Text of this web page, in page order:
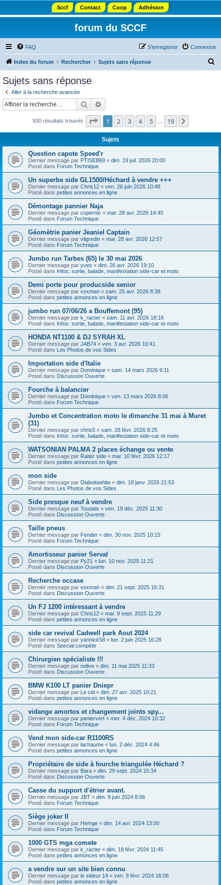
Sccf Contact Coop Adhésion
forum du SCCF
FAQ Connexion
S’enregistrer
Index du forum Rechercher Sujets sans réponse
c
Sujets sans réponse
Aller à la recherche avancée
Rechercher
930 résultats trouvés Page 1sur19
1 2 3 4 5 19
Sujets
Question capote Speed'r
Dernier message par PTISEB69 « dim. 19 juil. 2026 20:00
Posté dans Forum Technique
Un superbe side GL1500/Héchard à vendre +++
Dernier message par Chris12 « ven. 26 juin 2026 10:48
Posté dans petites annonces en ligne
Démontage pannier Naja
Dernier message par copernic « mar. 28 avr. 2026 14:45
Posté dans Forum Technique
Géomètrie panier Jeaniel Captain
Dernier message par vilgredin « mar. 28 avr. 2026 12:57
Posté dans Forum Technique
Jumbo run Tarbes (65) le 30 mai 2026
Dernier message par yves « dim. 26 avr. 2026 19:10
Posté dans Infos: sortie, balade, manifestation side-car et moto
Demi porte pour producside senior
Dernier message par voxman « sam. 25 avr. 2026 8:38
Posté dans petites annonces en ligne
jumbo run 07/06/26 a Bouffemont (95)
Dernier message par k_racter « sam. 11 avr. 2026 18:16
Posté dans Infos: sortie, balade, manifestation side-car et moto
HONDA NT1100 & DJ SYRAH XL
Dernier message par JAB74 « ven. 3 avr. 2026 10:41
Posté dans Les Photos de vos Sides
Importation side d'Italie
Dernier message par Dominique « sam. 14 mars 2026 9:11
Posté dans Discussion Ouverte
Fourche à balancier
Dernier message par Dominique « ven. 13 mars 2026 8:06
Posté dans Forum Technique
Jumbo et Concentration moto le dimanche 31 mai à Muret
(31)
Dernier message par chris5 « sam. 28 févr. 2026 8:25
Posté dans Infos: sortie, balade, manifestation side-car et moto
WATSONIAN PALMA 2 places échange ou vente
Dernier message par Ratier side « mar. 10 févr. 2026 12:17
Posté dans petites annonces en ligne
mon side
Dernier message par Diabolowhite « dim. 18 janv. 2026 21:53
Posté dans Les Photos de vos Sides
Side presque neuf à vendre
Dernier message par Toutatis « ven. 19 déc. 2025 11:30
Posté dans Discussion Ouverte
Taille pneus
Dernier message par Fender « dim. 30 nov. 2025 10:15
Posté dans Forum Technique
Amortisseur panier Serval
Dernier message par Py21 « lun. 10 nov. 2025 11:21
Posté dans Discussion Ouverte
Recherche occase
Dernier message par voxman « dim. 21 sept. 2025 16:31
Posté dans Discussion Ouverte
Un FJ 1200 intéressant à vendre
Dernier message par Chris12 « mar. 9 sept. 2025 11:29
Posté dans petites annonces en ligne
side car revival Cadwell park Aout 2024
Dernier message par yannick58 « lun. 2 juin 2025 16:28
Posté dans Special compéte
Chirurgien spécialiste !!!
Dernier message par nolive « dim. 11 mai 2025 11:33
Posté dans Discussion Ouverte
BMW K100 LT panier Dniepr
Dernier message par Le cid « dim. 27 avr. 2025 10:21
Posté dans petites annonces en ligne
vidange amortos et changement joints spy...
Dernier message par paniervert « mer. 4 déc. 2024 10:32
Posté dans Forum Technique
Vend mon side-car R1100RS
Dernier message par lachaume « lun. 2 déc. 2024 4:46
Posté dans petites annonces en ligne
Propriétaire de side à fourche triangulée Héchard ?
Dernier message par Bara « dim. 29 sept. 2024 15:34
Posté dans Discussion Ouverte
Casse du support d'étrier avant.
Dernier message par JBT « dim. 9 juin 2024 8:06
Posté dans Forum Technique
Siège joker II
Dernier message par Hemge « dim. 14 avr. 2024 13:00
Posté dans Forum Technique
1000 GTS mga comete
Dernier message par k_racter « dim. 18 févr. 2024 11:45
Posté dans petites annonces en ligne
a vendre sur un site bien connu
Dernier message par le sideur 14 « ven. 9 févr. 2024 16:08
Posté dans petites annonces en ligne